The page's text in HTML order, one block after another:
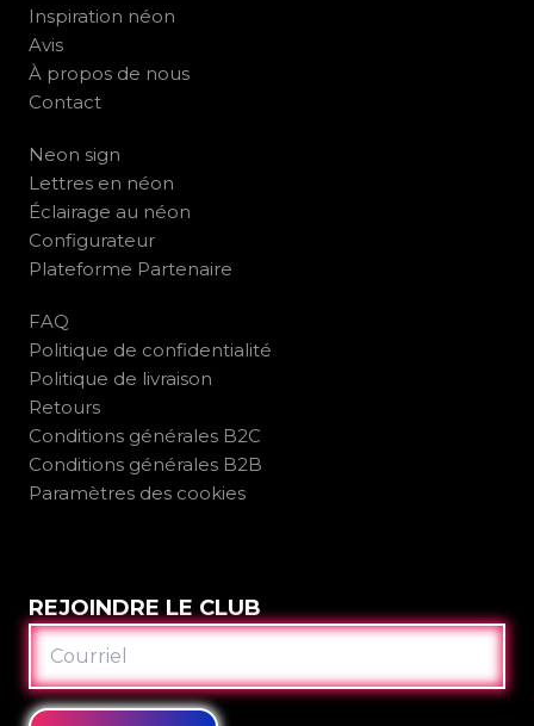
Inspiration néon
Avis
À propos de nous
Contact
Neon sign
Lettres en néon
Éclairage au néon
Configurateur
Plateforme Partenaire
FAQ
Politique de confidentialité
Politique de livraison
Retours
Conditions générales B2C
Conditions générales B2B
Paramètres des cookies
REJOINDRE LE CLUB
COURRIEL